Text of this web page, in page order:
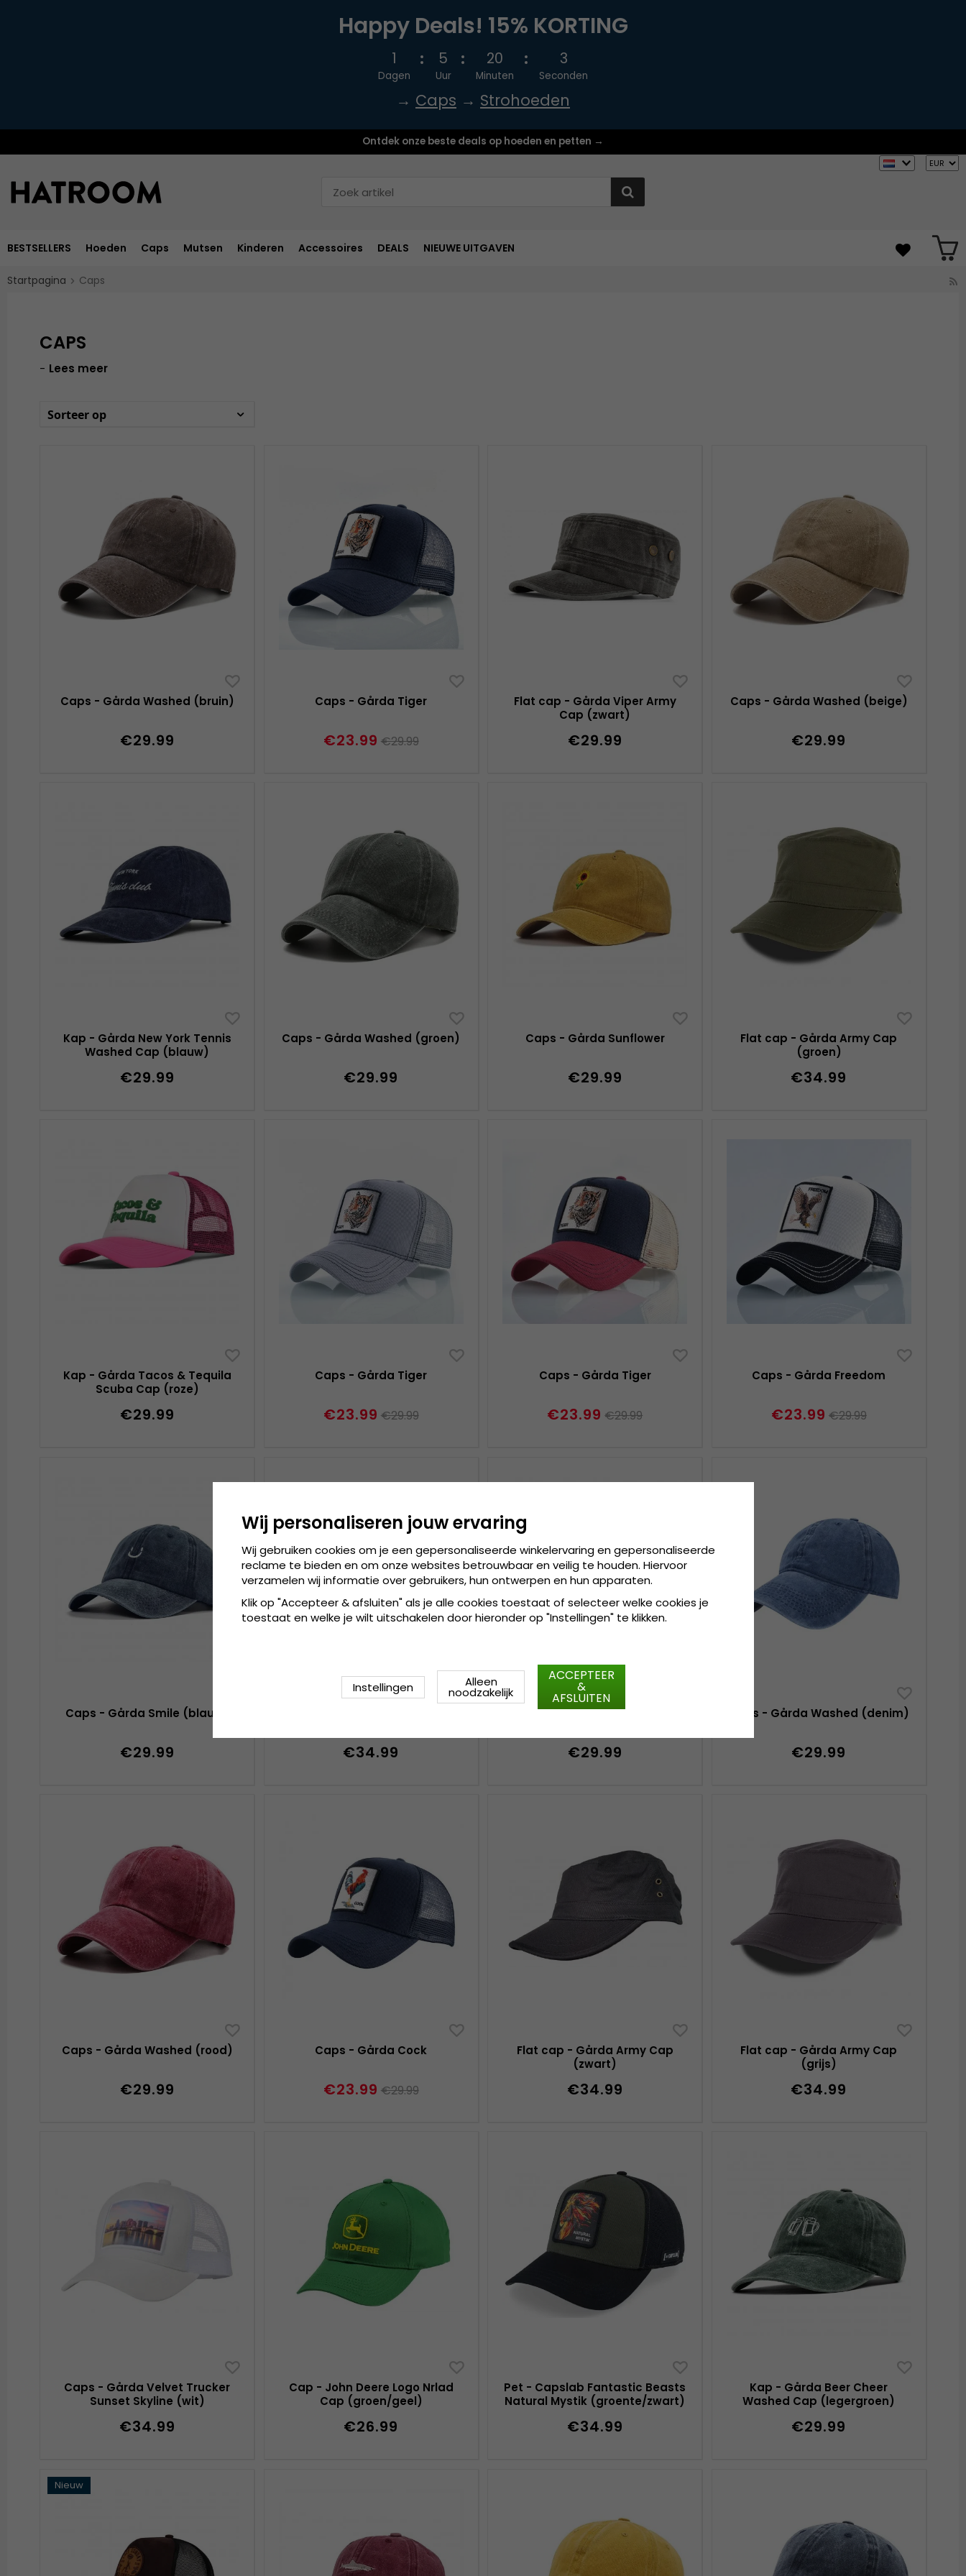
Happy Deals! 15% KORTING
1
Dagen
5
Uur
20
Minuten
1
Seconden
→ Caps → Strohoeden
Ontdek onze beste deals op hoeden en petten →
BESTSELLERS Hoeden Caps Mutsen Kinderen Accessoires DEALS NIEUWE UITGAVEN
Startpagina Caps
CAPS
- Lees meer
Sorteer op
Caps - Gårda Washed (bruin)
€29.99
Caps - Gårda Tiger
€23.99 €29.99
Flat cap - Gårda Viper Army
Cap (zwart)
€29.99
Caps - Gårda Washed (beige)
€29.99
Kap - Gårda New York Tennis
Washed Cap (blauw)
€29.99
Caps - Gårda Washed (groen)
€29.99
Caps - Gårda Sunflower
€29.99
Flat cap - Gårda Army Cap
(groen)
€34.99
Kap - Gårda Tacos & Tequila
Scuba Cap (roze)
€29.99
Caps - Gårda Tiger
€23.99 €29.99
Caps - Gårda Tiger
€23.99 €29.99
Caps - Gårda Freedom
€23.99 €29.99
Caps - Gårda Smile (blauw)
€29.99 €34.99
Kap - Gårda Hamptons Tennis
€29.99
Caps - Gårda Washed (denim)
€29.99
Caps - Gårda Washed (rood)
€29.99
Caps - Gårda Cock
€23.99 €29.99
Flat cap - Gårda Army Cap
(zwart)
€34.99
Flat cap - Gårda Army Cap
(grijs)
€34.99
Caps - Gårda Velvet Trucker
Sunset Skyline (wit)
€34.99
Cap - John Deere Logo Nrlad
Cap (groen/geel)
€26.99
Pet - Capslab Fantastic Beasts
Natural Mystik (groente/zwart)
€34.99
Kap - Gårda Beer Cheer
Washed Cap (legergroen)
€29.99
Nieuw
Wij personaliseren jouw ervaring
Wij gebruiken cookies om je een gepersonaliseerde winkelervaring en gepersonaliseerde
reclame te bieden en om onze websites betrouwbaar en veilig te houden. Hiervoor
verzamelen wij informatie over gebruikers, hun ontwerpen en hun apparaten.
Klik op "Accepteer & afsluiten" als je alle cookies toestaat of selecteer welke cookies je
toestaat en welke je wilt uitschakelen door hieronder op "Instellingen" te klikken.
Instellingen Alleen
noodzakelijk
ACCEPTEER
&
AFSLUITEN